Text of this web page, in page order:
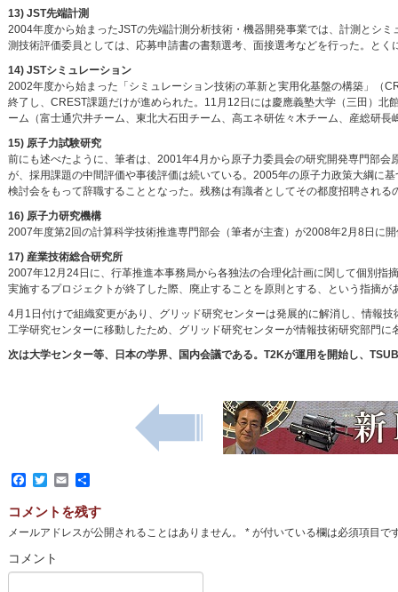
13) JST先端計測
2004年度から始まったJSTの先端計測分析技術・機器開発事業では、計測とシ
測技術評価委員としては、応募申請書の書類選考、面接選考などを行った。と
14) JSTシミュレーション
2002年度から始まった「シミュレーション技術の革新と実用化基盤の構築」（
終了し、CREST課題だけが進められた。11月12日には慶應義塾大学（三田）
ーム（富士通穴井チーム、東北大石田チーム、高エネ研佐々木チーム、産総研
15) 原子力試験研究
前にも述べたように、筆者は、2001年4月から原子力委員会の研究開発専門部
が、採用課題の中間評価や事後評価は続いている。2005年の原子力政策大綱に
検討会をもって辞職することとなった。残務は有識者としてその都度招聘される
16) 原子力研究機構
2007年度第2回の計算科学技術推進専門部会（筆者が主査）が2008年2月8日に
17) 産業技術総合研究所
2007年12月24日に、行革推進本事務局から各独法の合理化計画に関して個別指
実施するプロジェクトが終了した際、廃止することを原則とする、という指摘が
4月1日付けで組織変更があり、グリッド研究センターは発展的に解消し、情報
工学研究センターに移動したため、グリッド研究センターが情報技術研究部門に
次は大学センター等、日本の学界、国内会議である。T2Kが運用を開始し、
Facebook
TwitterEmail
共
コメントを残す
メールアドレスが公開されることはありません。 *が付いている欄は必須項目で
コメント